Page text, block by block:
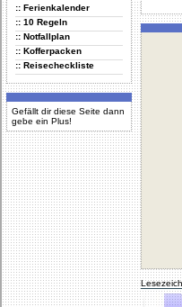
:: Ferienkalender
:: 10 Regeln
:: Notfallplan
:: Kofferpacken
:: Reisecheckliste
Gefällt dir diese Seite dann
gebe ein Plus!